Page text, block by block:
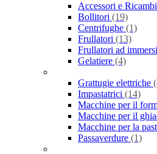
Accessori e
Bollitori (19)
Centrifughe (1)
Frullatori (13)
Frullatori ad
Gelatiere (4)
Grattugie elettriche
Impastatrici (14)
Macchine per il
Macchine per il
Macchine per la
Passaverdure (1)